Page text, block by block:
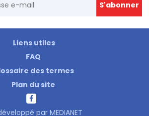
parMEDIANET
Liens utiles
FAQ
des termes
Plan du site